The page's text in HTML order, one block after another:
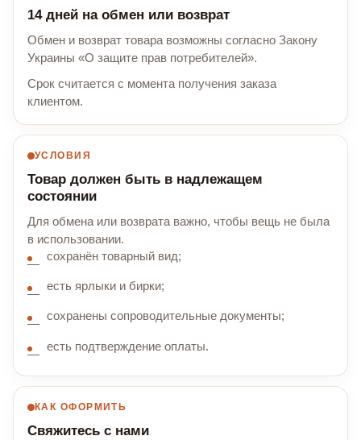
14 дней на обмен или возврат
Обмен и возврат товара возможны согласно Закону
Украины «О защите прав потребителей».
Срок считается с момента получения заказа
клиентом.
УСЛОВИЯ
Товар должен быть в надлежащем
состоянии
Для обмена или возврата важно, чтобы вещь не была
в использовании.
сохранён товарный вид;
есть ярлыки и бирки;
сохранены сопроводительные документы;
есть подтверждение оплаты.
КАК ОФОРМИТЬ
Свяжитесь с нами